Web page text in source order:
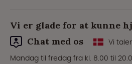
Vi er glade for at kunne
Chat med os
Vi
Mandag til fredag fra kl. 8.00 til